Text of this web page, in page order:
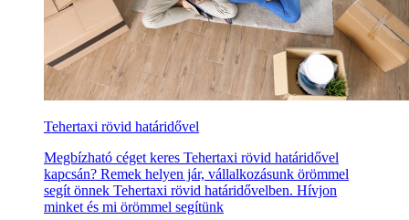
Tehertaxi rövid határidővel
Megbízható céget keres Tehertaxi rövid határidővel
kapcsán? Remek helyen jár, vállalkozásunk örömmel
segít önnek Tehertaxi rövid határidővelben. Hívjon
minket és mi örömmel segítünk